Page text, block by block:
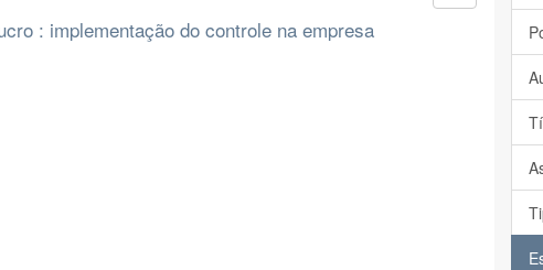
: implementação do controle na empresa